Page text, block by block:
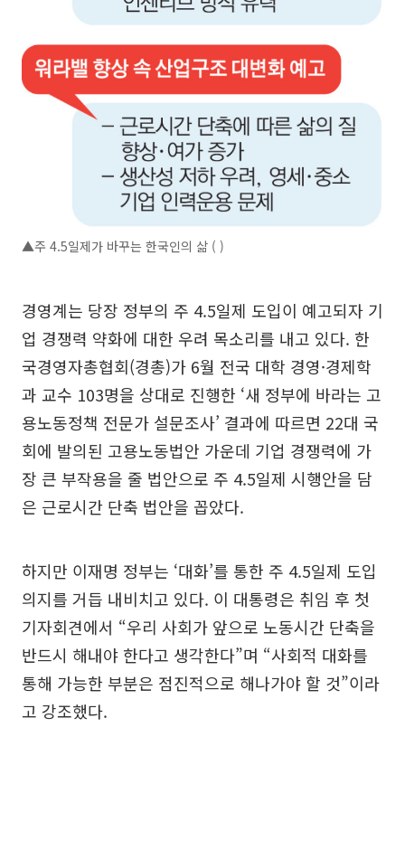
▲주 4.5일제가 바꾸는 한국인의 삶 ( )
경영계는 당장 정부의 주 4.5일제 도입이 예고되자 기
업 경쟁력 약화에 대한 우려 목소리를 내고 있다. 한
국경영자총협회(경총)가 6월 전국 대학 경영·경제학
과 교수 103명을 상대로 진행한 ‘새 정부에 바라는 고
용노동정책 전문가 설문조사’ 결과에 따르면 22대 국
회에 발의된 고용노동법안 가운데 기업 경쟁력에 가
장 큰 부작용을 줄 법안으로 주 4.5일제 시행안을 담
은 근로시간 단축 법안을 꼽았다.
하지만 이재명 정부는 ‘대화’를 통한 주 4.5일제 도입
의지를 거듭 내비치고 있다. 이 대통령은 취임 후 첫
기자회견에서 “우리 사회가 앞으로 노동시간 단축을
반드시 해내야 한다고 생각한다”며 “사회적 대화를
통해 가능한 부분은 점진적으로 해나가야 할 것”이라
고 강조했다.